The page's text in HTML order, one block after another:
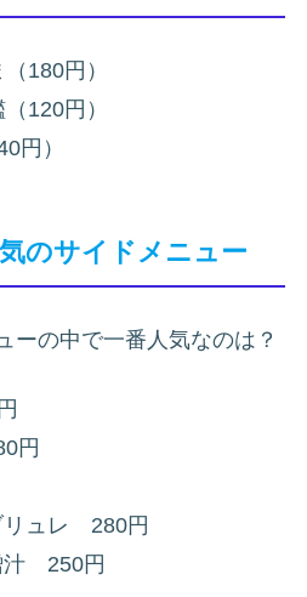
180円）
120円）
円）
気のサイドメニュー
ーの中で一番人気なのは？
円
リュレ 280円
汁 250円